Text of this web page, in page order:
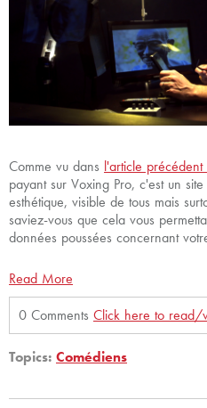
Comme vu dans l'article
payant sur Voxing Pro, c'est un
esthétique, visible de tous mais
saviez-vous que cela vous
données poussées concernant
Read More
0 Comments Click here to read/
Topics: Comédiens